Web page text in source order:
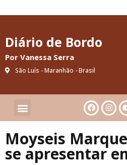
Diário de Bordo
Por Vanessa Serra
São Luís - Maranhão - Brasil
Moyseis
se apresentar